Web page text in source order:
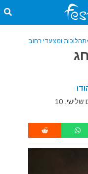
•תהלוכות ומצעדי רחוב
יום שישי, 6 בנובמבר, 2026 - יום שלישי, 10